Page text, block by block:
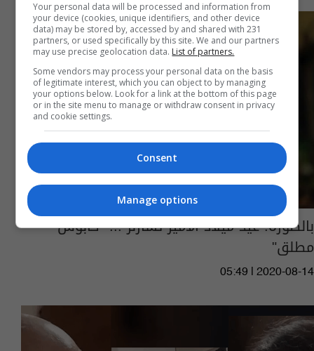
بالصورة: عيد ميلاد الأمير تشارلز ... "كابوس
مطلق"
05:49 | 2020-08-14
Your personal data will be processed and information from
your device (cookies, unique identifiers, and other device
data) may be stored by, accessed by and shared with 231
partners, or used specifically by this site. We and our partners
may use precise geolocation data. List of partners.
Some vendors may process your personal data on the basis
of legitimate interest, which you can object to by managing
your options below. Look for a link at the bottom of this page
or in the site menu to manage or withdraw consent in privacy
and cookie settings.
Consent
Manage options